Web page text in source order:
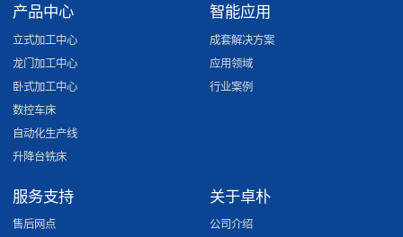
产品中心
立式加工中心
龙门加工中心
卧式加工中心
数控车床
自动化生产线
升降台铣床
智能应用
成套解决方案
应用领域
行业案例
服务支持
售后网点
关于卓朴
公司介绍